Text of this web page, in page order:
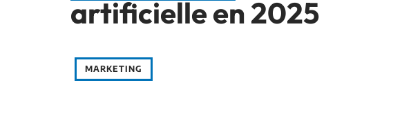
artificielle en 2025
MARKETING